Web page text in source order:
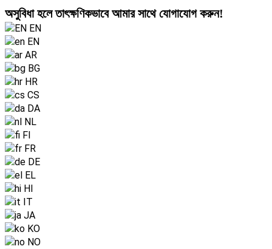
অসুবিধা হলে তাৎক্ষণিকভাবে আমার সাথে যোগাযোগ করুন!
EN
EN
AR
BG
HR
CS
DA
NL
FI
FR
DE
EL
HI
IT
JA
KO
NO